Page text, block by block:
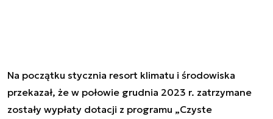
Na początku stycznia resort klimatu i środowiska
przekazał, że w połowie grudnia 2023 r. zatrzymane
zostały wypłaty dotacji z programu „Czyste